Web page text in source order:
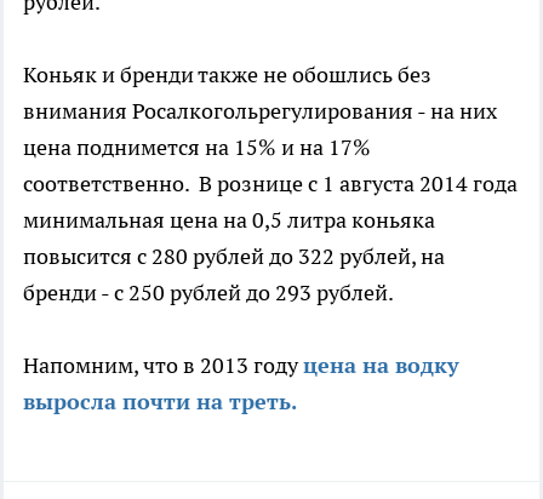
Коньяк и бренди также не обошлись без
внимания Росалкогольрегулирования - на них
цена поднимется на 15% и на 17%
соответственно. В рознице с 1 августа 2014 года
минимальная цена на 0,5 литра коньяка
повысится с 280 рублей до 322 рублей, на
бренди - с 250 рублей до 293 рублей.
Напомним, что в 2013 годуцена на водку
выросла почти на треть.